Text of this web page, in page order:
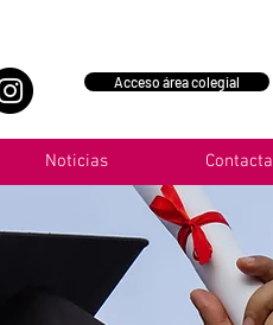
Acceso área colegial
Noticias Contacta